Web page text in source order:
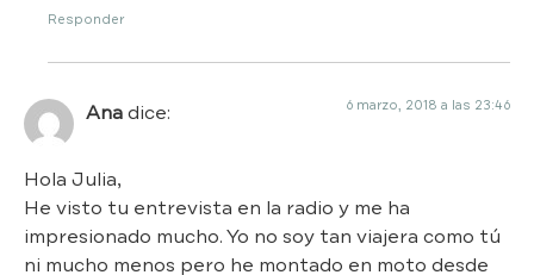
Responder
Anadice: 6 marzo, 2018 a las 23:46
Hola Julia,
He visto tu entrevista en la radio y me ha
impresionado mucho. Yo no soy tan viajera como tú
ni mucho menos pero he montado en moto desde